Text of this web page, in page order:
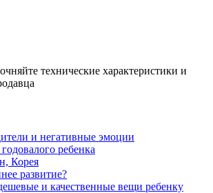
технические характеристики и
и негативные эмоции
ребенка
Корея
развитие?
и качественные вещи ребенку